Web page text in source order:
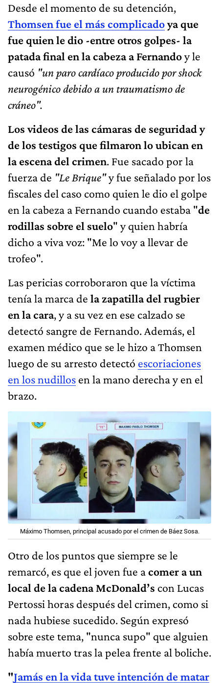
Desde el momento de su detención,
Thomsen fue el más complicadoya que
fue quien le dio -entre otros golpes- la
patada final en la cabeza a Fernandoy le
causó "un paro cardíaco producido por shock
neurogénico debido a un traumatismo de
cráneo".
Los videos de las cámaras de seguridad y
de los testigos que filmaron lo ubican en
la escena del crimen. Fue sacado por la
fuerza de "Le Brique"y fue señalado por los
fiscales del caso como quien le dio el golpe
en la cabeza a Fernando cuando estaba "de
rodillas sobre el suelo" y quien habría
dicho a viva voz: "Me lo voy a llevar de
trofeo".
Las pericias corroboraron que la víctima
tenía la marca de la zapatilla del rugbier
en la cara, y a su vez en ese calzado se
detectó sangre de Fernando. Además, el
examen médico que se le hizo a Thomsen
luego de su arresto detectó escoriaciones
en los nudillos en la mano derecha y en el
brazo.
Máximo Thomsen, principal acusado por el crimen de Báez Sosa.
Otro de los puntos que siempre se le
remarcó, es que el joven fue acomer a un
local de la cadena McDonald’s con Lucas
Pertossi horas después del crimen, como si
nada hubiese sucedido. Según expresó
sobre este tema, "nunca supo" que alguien
había muerto tras la pelea frente al boliche.
"Jamás en la vida tuve intención de matar